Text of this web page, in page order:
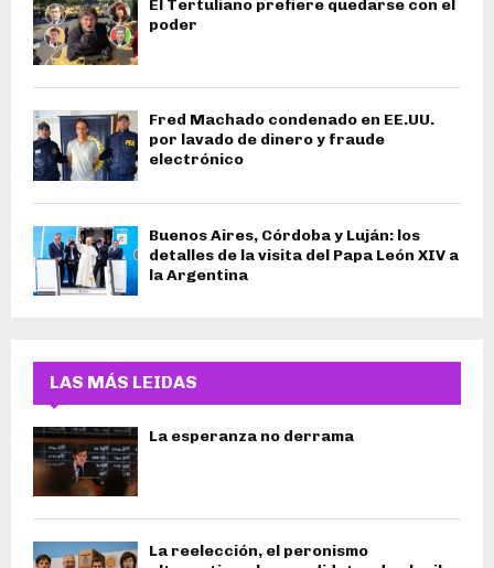
El Tertuliano prefiere quedarse con el
poder
Fred Machado condenado en EE.UU.
por lavado de dinero y fraude
electrónico
Buenos Aires, Córdoba y Luján: los
detalles de la visita del Papa León XIV a
la Argentina
LAS MÁS LEIDAS
La esperanza no derrama
La reelección, el peronismo